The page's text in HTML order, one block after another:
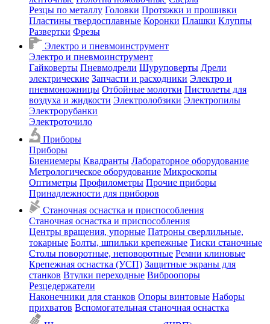
Резцы по металлу Головки Протяжки и прошивки
Пластины твердосплавные Коронки Плашки Клуппы
Развертки Фрезы
Электро и пневмоинструмент
Электро и пневмоинструмент
Гайковерты Пневмодрели Шуруповерты Дрели
электрические Запчасти и расходники Электро и
пневмоножницы Отбойные молотки Пистолеты для
воздуха и жидкости Электролобзики Электропилы
Электрорубанки
Электроточило
Приборы
Приборы
Биениемеры Квадранты Лабораторное оборудование
Метрологическое оборудование Микроскопы
Оптиметры Профилометры Прочие приборы
Принадлежности для приборов
Станочная оснастка и приспособления
Станочная оснастка и приспособления
Центры вращения, упорные Патроны сверлильные,
токарные Болты, шпильки крепежные Тиски станочные
Столы поворотные, неповоротные Ремни клиновые
Крепежная оснастка (УСП) Защитные экраны для
станков Втулки переходные Виброопоры
Резцедержатели
Наконечники для станков Опоры винтовые Наборы
прихватов Вспомогательная станочная оснастка